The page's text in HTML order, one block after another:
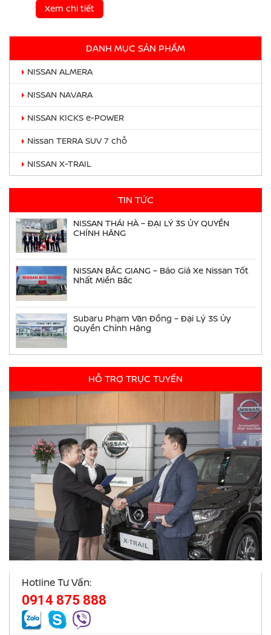
Xem chi tiết
DANH MỤC SẢN PHẨM
NISSAN ALMERA
NISSAN NAVARA
NISSAN KICKS e-POWER
Nissan TERRA SUV 7 chỗ
NISSAN X-TRAIL
TIN TỨC
NISSAN THÁI HÀ – ĐẠI LÝ 3S ỦY QUYỀN
CHÍNH HÃNG
NISSAN BẮC GIANG – Báo Giá Xe Nissan Tốt
Nhất Miền Bắc
Subaru Phạm Văn Đồng – Đại Lý 3S Ủy
Quyền Chính Hãng
HỖ TRỢ TRỰC TUYẾN
Hotline Tư Vấn:
0914 875 888